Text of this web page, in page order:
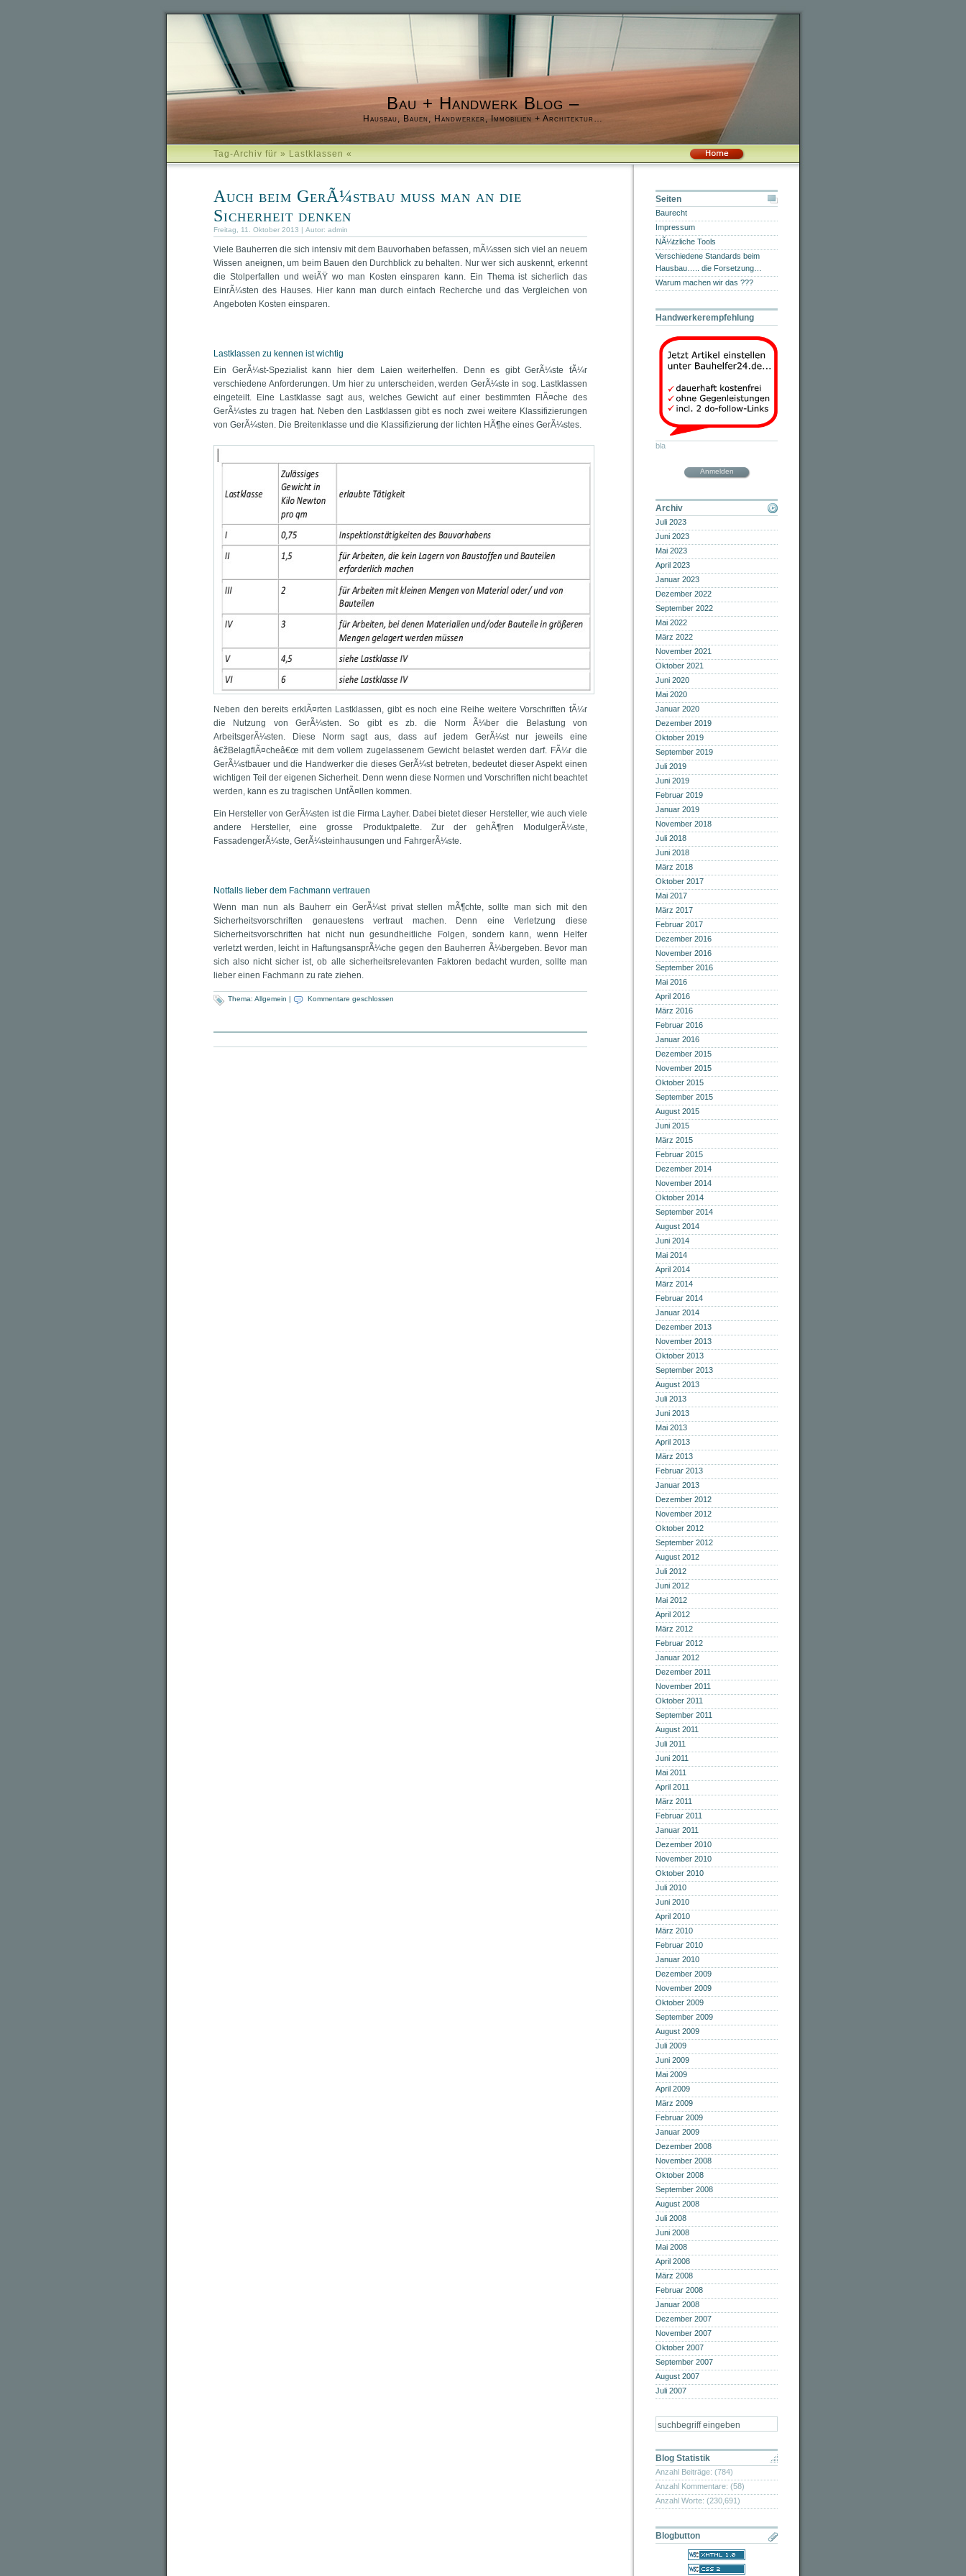
Bau + Handwerk Blog –
Hausbau, Bauen, Handwerker, Immobilien + Architektur…
Tag-Archiv für » Lastklassen «
Auch beim GerÃ¼stbau muss man an die
Sicherheit denken
Freitag, 11. Oktober 2013 | Autor: admin
Viele Bauherren die sich intensiv mit dem Bauvorhaben befassen, mÃ¼ssen sich viel an neuem
Wissen aneignen, um beim Bauen den Durchblick zu behalten. Nur wer sich auskennt, erkennt
die Stolperfallen und weiÃŸ wo man Kosten einsparen kann. Ein Thema ist sicherlich das
EinrÃ¼sten des Hauses. Hier kann man durch einfach Recherche und das Vergleichen von
Angeboten Kosten einsparen.
Lastklassen zu kennen ist wichtig
Ein GerÃ¼st-Spezialist kann hier dem Laien weiterhelfen. Denn es gibt GerÃ¼ste fÃ¼r
verschiedene Anforderungen. Um hier zu unterscheiden, werden GerÃ¼ste in sog. Lastklassen
eingeteilt. Eine Lastklasse sagt aus, welches Gewicht auf einer bestimmten FlÃ¤che des
GerÃ¼stes zu tragen hat. Neben den Lastklassen gibt es noch zwei weitere Klassifizierungen
von GerÃ¼sten. Die Breitenklasse und die Klassifizierung der lichten HÃ¶he eines GerÃ¼stes.
Neben den bereits erklÃ¤rten Lastklassen, gibt es noch eine Reihe weitere Vorschriften fÃ¼r
die Nutzung von GerÃ¼sten. So gibt es zb. die Norm Ã¼ber die Belastung von
ArbeitsgerÃ¼sten. Diese Norm sagt aus, dass auf jedem GerÃ¼st nur jeweils eine
â€žBelagflÃ¤cheâ€œ mit dem vollem zugelassenem Gewicht belastet werden darf. FÃ¼r die
GerÃ¼stbauer und die Handwerker die dieses GerÃ¼st betreten, bedeutet dieser Aspekt einen
wichtigen Teil der eigenen Sicherheit. Denn wenn diese Normen und Vorschriften nicht beachtet
werden, kann es zu tragischen UnfÃ¤llen kommen.
Ein Hersteller von GerÃ¼sten ist die Firma Layher. Dabei bietet dieser Hersteller, wie auch viele
andere Hersteller, eine grosse Produktpalette. Zur der gehÃ¶ren ModulgerÃ¼ste,
FassadengerÃ¼ste, GerÃ¼steinhausungen und FahrgerÃ¼ste.
Notfalls lieber dem Fachmann vertrauen
Wenn man nun als Bauherr ein GerÃ¼st privat stellen mÃ¶chte, sollte man sich mit den
Sicherheitsvorschriften genauestens vertraut machen. Denn eine Verletzung diese
Sicherheitsvorschriften hat nicht nun gesundheitliche Folgen, sondern kann, wenn Helfer
verletzt werden, leicht in HaftungsansprÃ¼che gegen den Bauherren Ã¼bergeben. Bevor man
sich also nicht sicher ist, ob alle sicherheitsrelevanten Faktoren bedacht wurden, sollte man
lieber einen Fachmann zu rate ziehen.
Thema: Allgemein | Kommentare geschlossen
Seiten
Baurecht
Impressum
NÃ¼tzliche Tools
Verschiedene Standards beim
Hausbau….. die Forsetzung…
Warum machen wir das ???
Handwerkerempfehlung
bla
Anmelden
Archiv
Juli 2023
Juni 2023
Mai 2023
April 2023
Januar 2023
Dezember 2022
September 2022
Mai 2022
März 2022
November 2021
Oktober 2021
Juni 2020
Mai 2020
Januar 2020
Dezember 2019
Oktober 2019
September 2019
Juli 2019
Juni 2019
Februar 2019
Januar 2019
November 2018
Juli 2018
Juni 2018
März 2018
Oktober 2017
Mai 2017
März 2017
Februar 2017
Dezember 2016
November 2016
September 2016
Mai 2016
April 2016
März 2016
Februar 2016
Januar 2016
Dezember 2015
November 2015
Oktober 2015
September 2015
August 2015
Juni 2015
März 2015
Februar 2015
Dezember 2014
November 2014
Oktober 2014
September 2014
August 2014
Juni 2014
Mai 2014
April 2014
März 2014
Februar 2014
Januar 2014
Dezember 2013
November 2013
Oktober 2013
September 2013
August 2013
Juli 2013
Juni 2013
Mai 2013
April 2013
März 2013
Februar 2013
Januar 2013
Dezember 2012
November 2012
Oktober 2012
September 2012
August 2012
Juli 2012
Juni 2012
Mai 2012
April 2012
März 2012
Februar 2012
Januar 2012
Dezember 2011
November 2011
Oktober 2011
September 2011
August 2011
Juli 2011
Juni 2011
Mai 2011
April 2011
März 2011
Februar 2011
Januar 2011
Dezember 2010
November 2010
Oktober 2010
Juli 2010
Juni 2010
April 2010
März 2010
Februar 2010
Januar 2010
Dezember 2009
November 2009
Oktober 2009
September 2009
August 2009
Juli 2009
Juni 2009
Mai 2009
April 2009
März 2009
Februar 2009
Januar 2009
Dezember 2008
November 2008
Oktober 2008
September 2008
August 2008
Juli 2008
Juni 2008
Mai 2008
April 2008
März 2008
Februar 2008
Januar 2008
Dezember 2007
November 2007
Oktober 2007
September 2007
August 2007
Juli 2007
Blog Statistik
Anzahl Beiträge: (784)
Anzahl Kommentare: (58)
Anzahl Worte: (230,691)
Blogbutton